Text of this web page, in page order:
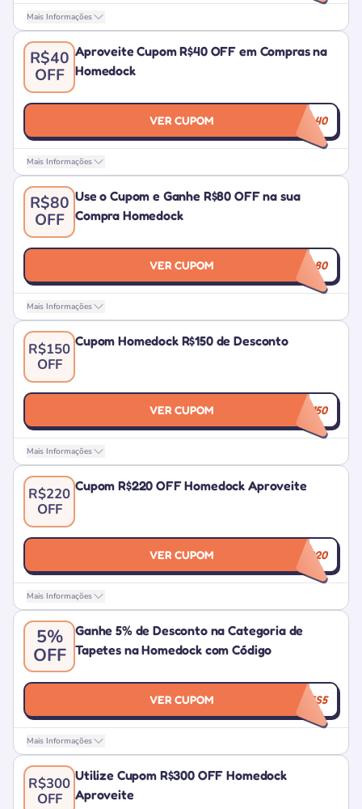
Mais Informações
R$40
OFF
Aproveite Cupom R$40 OFF em Compras na
Homedock
VER CUPOM LQDA40
Mais Informações
R$80
OFF
Use o Cupom e Ganhe R$80 OFF na sua
Compra Homedock
VER CUPOM LQDA80
Mais Informações
R$150
OFF
Cupom Homedock R$150 de Desconto
VER CUPOM LQDA150
Mais Informações
R$220
OFF
Cupom R$220 OFF Homedock Aproveite
VER CUPOM LQDA220
Mais Informações
5%
OFF
Ganhe 5% de Desconto na Categoria de
Tapetes na Homedock com Código
VER CUPOM TAPETES5
Mais Informações
R$300
OFF
Utilize Cupom R$300 OFF Homedock
Aproveite